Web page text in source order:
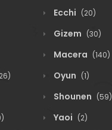
Ecchi (20)
Gizem (30)
Macera (140)
Oyun (1)
Shounen (59)
Yaoi (2)